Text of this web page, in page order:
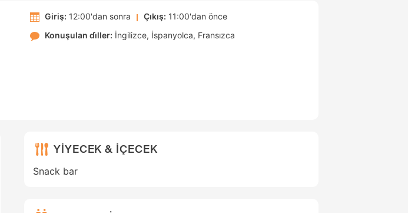
Giriş: 12:00'dan sonra Çıkış: 11:00'dan önce
Konuşulan di̇ller: İngilizce İspanyolca Fransızca
YİYECEK & İÇECEK
Snack bar